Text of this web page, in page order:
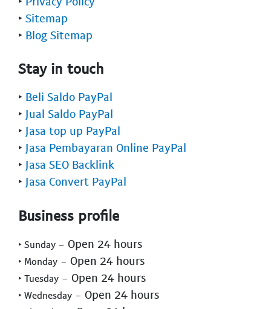
‣ Sitemap
‣ Blog Sitemap
Stay in touch
‣ Beli Saldo PayPal
‣ Jual Saldo PayPal
‣ Jasa top up PayPal
‣ Jasa Pembayaran Online PayPal
‣ Jasa SEO Backlink
‣ Jasa Convert PayPal
Business profile
‣ Sunday - Open 24 hours
‣ Monday - Open 24 hours
‣ Tuesday - Open 24 hours
‣ Wednesday - Open 24 hours